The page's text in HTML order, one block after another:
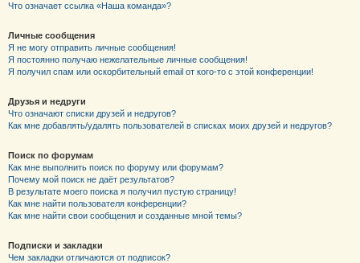
Что означает ссылка «Наша команда»?
Личные сообщения
Я не могу отправить личные сообщения!
Я постоянно получаю нежелательные личные сообщения!
Я получил спам или оскорбительный email от кого-то с этой конференции!
Друзья и недруги
Что означают списки друзей и недругов?
Как мне добавлять/удалять пользователей в списках моих друзей и недругов?
Поиск по форумам
Как мне выполнить поиск по форуму или форумам?
Почему мой поиск не даёт результатов?
В результате моего поиска я получил пустую страницу!
Как мне найти пользователя конференции?
Как мне найти свои сообщения и созданные мной темы?
Подписки и закладки
Чем закладки отличаются от подписок?